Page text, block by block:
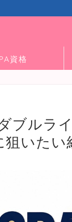
資格
ブルラ
狙いた